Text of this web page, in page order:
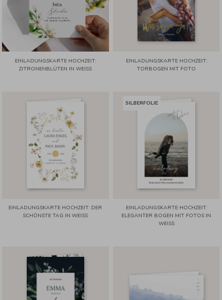
EINLADUNGSKARTE HOCHZEIT:
ZITRONENBLÜTEN IN WEISS
EINLADUNGSKARTE HOCHZEIT:
TORBOGEN MIT FOTO
EINLADUNGSKARTE HOCHZEIT: DER
SCHÖNSTE TAG IN WEISS
SILBERFOLIE
EINLADUNGSKARTE HOCHZEIT:
ELEGANTER BOGEN MIT FOTOS IN
WEISS